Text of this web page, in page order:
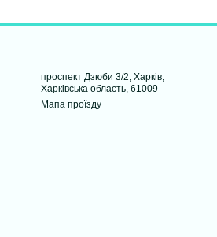
проспект Дзюби 3/2, Харків,
Харківська область, 61009
Мапа проїзду